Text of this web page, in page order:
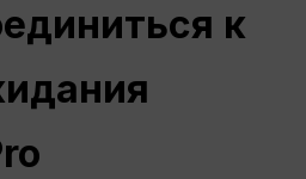
к